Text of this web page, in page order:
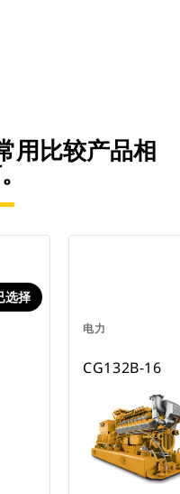
用比较产品相
选择
电力
CG132B-16